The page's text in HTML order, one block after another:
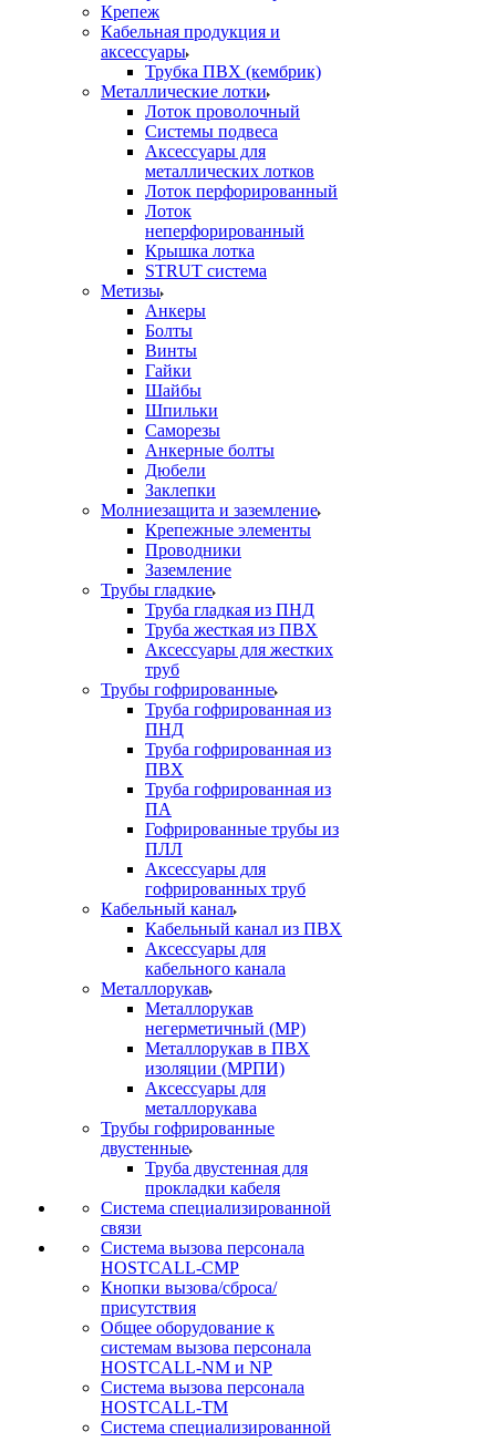
Крепеж
Кабельная продукция и
аксессуары
Трубка ПВХ (кембрик)
Металлические лотки
Лоток проволочный
Системы подвеса
Аксессуары для
металлических лотков
Лоток перфорированный
Лоток
неперфорированный
Крышка лотка
STRUT система
Метизы
Анкеры
Болты
Винты
Гайки
Шайбы
Шпильки
Саморезы
Анкерные болты
Дюбели
Заклепки
Молниезащита и заземление
Крепежные элементы
Проводники
Заземление
Трубы гладкие
Труба гладкая из ПНД
Труба жесткая из ПВХ
Аксессуары для жестких
труб
Трубы гофрированные
Труба гофрированная из
ПНД
Труба гофрированная из
ПВХ
Труба гофрированная из
ПА
Гофрированные трубы из
ПЛЛ
Аксессуары для
гофрированных труб
Кабельный канал
Кабельный канал из ПВХ
Аксессуары для
кабельного канала
Металлорукав
Металлорукав
негерметичный (МР)
Металлорукав в ПВХ
изоляции (МРПИ)
Аксессуары для
металлорукава
Трубы гофрированные
двустенные
Труба двустенная для
прокладки кабеля
Система специализированной
связи
Cистема вызова персонала
HOSTCALL-CMP
Кнопки вызова/сброса/
присутствия
Общее оборудование к
системам вызова персонала
HOSTCALL-NM и NP
Система вызова персонала
HOSTCALL-TM
Система специализированной